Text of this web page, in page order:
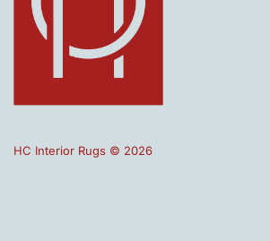
HC Interior Rugs © 2026